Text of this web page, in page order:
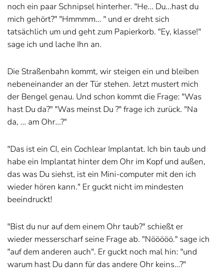
noch ein paar Schnipsel hinterher. "He... Du...hast du
mich gehört?" "Hmmmm... " und er dreht sich
tatsächlich um und geht zum Papierkorb. "Ey, klasse!"
sage ich und lache Ihn an.
Die Straßenbahn kommt, wir steigen ein und bleiben
nebeneinander an der Tür stehen. Jetzt mustert mich
der Bengel genau. Und schon kommt die Frage: "Was
hast Du da?" "Was meinst Du ?" frage ich zurück. "Na
da, ... am Ohr...?"
"Das ist ein CI, ein Cochlear Implantat. Ich bin taub und
habe ein Implantat hinter dem Ohr im Kopf und außen,
das was Du siehst, ist ein Mini-computer mit den ich
wieder hören kann." Er guckt nicht im mindesten
beeindruckt!
"Bist du nur auf dem einem Ohr taub?" schießt er
wieder messerscharf seine Frage ab. "Nööööö." sage ich
"auf dem anderen auch". Er guckt noch mal hin: "und
warum hast Du dann für das andere Ohr keins...?"